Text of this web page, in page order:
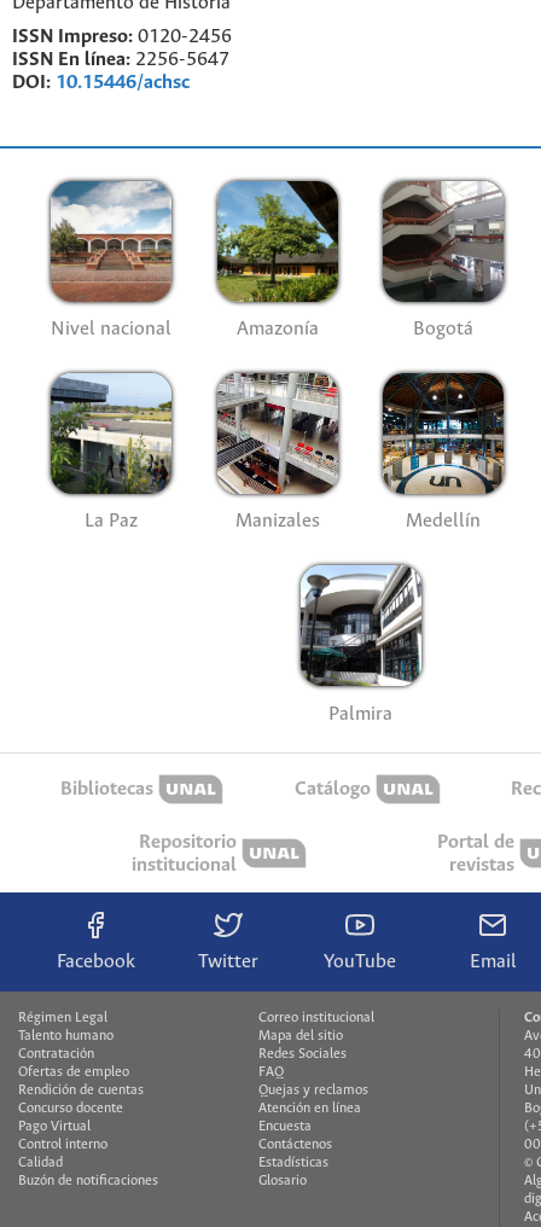
ISSN Impreso: 0120-2456
ISSN En línea: 2256-5647
DOI: 10.15446/achsc
Nivel nacional Amazonía Bogotá
La Paz Manizales Medellín
Palmira
Bibliotecas Catálogo
Repositorio
institucional
Portal de
revistas
Facebook Twitter YouTube Email
Régimen Legal
Talento humano
Contratación
Ofertas de empleo
Rendición de cuentas
Concurso docente
Pago Virtual
Control interno
Calidad
Buzón de notificaciones
Correo institucional
Mapa del sitio
Redes Sociales
FAQ
Quejas y reclamos
Atención en línea
Encuesta
Contáctenos
Estadísticas
Glosario
©